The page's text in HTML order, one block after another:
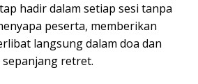
hadir dalam setiap sesi tanpa
peserta, memberikan
langsung dalam doa dan
retret.